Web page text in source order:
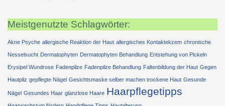
Meistgenutzte Schlagwörter:
Akne Psyche allergische Reaktion der Haut allergisches Kontaktekzem chronische
Nesselsucht Dermatophyten Dermatophyten Behandlung Entstehung von Pickeln
Erysipel Wundrose Fadenpilze Fadenpilze Behandlung Faltenbildung der Haut Gegen
Hautpilz gepflegte Nägel Gesichtsmaske selber machen trockene Haut Gesunde
Nägel Gesundes Haar glanzlose Haare Haarpflegetipps